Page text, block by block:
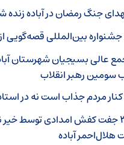
جنگ رمضان در آباده زنده
عالی بسیجیان شهرستان
سومین رهبر انقلاب
مردم جذاب است نه در
اهدای ۳۹ جفت کفش امدادی توسط خیر
آباده